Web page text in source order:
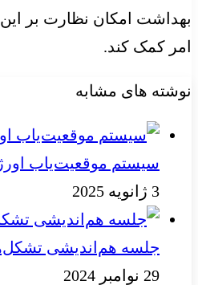
بهداشت امکان نظارت بر
امر کمک کند.
نوشته های مشابه
سیستم موقعیت‌یاب
3 ژانویه 2025
جلسه هم‌اندیشی
29 نوامبر 2024